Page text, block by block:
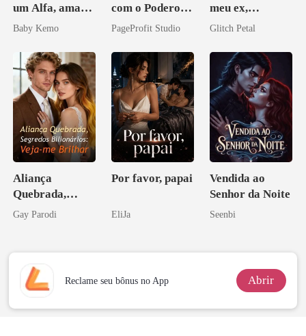
um Alfa, amada
por um
Baby Kemo
com o Poderoso
Inimigo do Meu
PageProfit Studio
meu ex,
desejada pelo
Glitch Petal
Aliança
Quebrada,
Segredos
Gay Parodi
Por favor, papai
EliJa
Vendida ao
Senhor da Noite
Seenbi
Reclame seu bônus no App Abrir